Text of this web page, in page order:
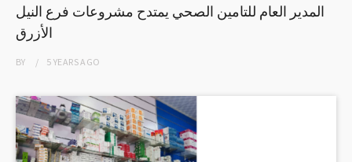
المدير العام للتامين الصحي يمتدح مشروعات فرع النيل
الأزرق
BY 5 YEARSAGO